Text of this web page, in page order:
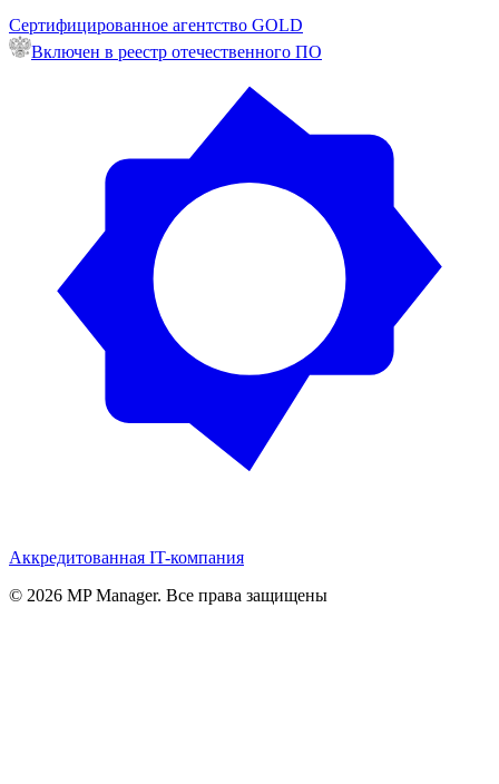
Сертифицированное агентство GOLD
Включен в реестр отечественного ПО
Аккредитованная IT-компания
© 2026 MP Manager. Все права защищены